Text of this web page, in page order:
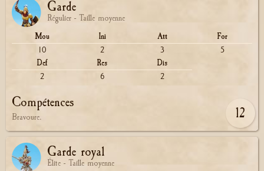
Garde
Régulier - Taille moyenne
Mou
10
Ini
2
Att
3
For
5
Def
2
Res
6
Dis
2
Compétences
Bravoure. 12
Garde royal
Élite - Taille moyenne